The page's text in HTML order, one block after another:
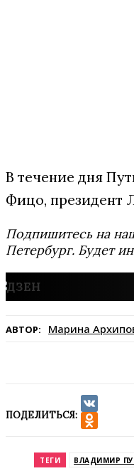
В течение дня
Фицо, президент
Подпишитесь на
Петербург. Будет
АВТОР: Марина
ПОДЕЛИТЬСЯ:
VK
ТЕГИ ВЛАДИМИР